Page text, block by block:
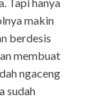
makin
berdesis
membuat
ngaceng
sudah